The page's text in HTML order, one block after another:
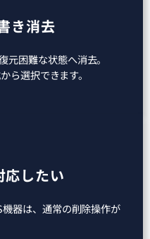
き消去
元困難な状態へ消去。
ら選択できます。
したい
器は、通常の削除操作が